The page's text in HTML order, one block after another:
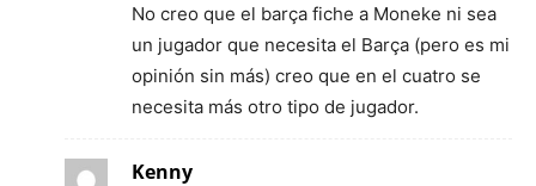
No creo que el barça fiche a Moneke ni sea
un jugador que necesita el Barça (pero es mi
opinión sin más) creo que en el cuatro se
necesita más otro tipo de jugador.
Kenny